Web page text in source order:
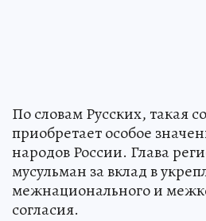
По словам Русских, такая
приобретает особое
народов России. Глава
мусульман за вклад в
межнационального и
согласия.